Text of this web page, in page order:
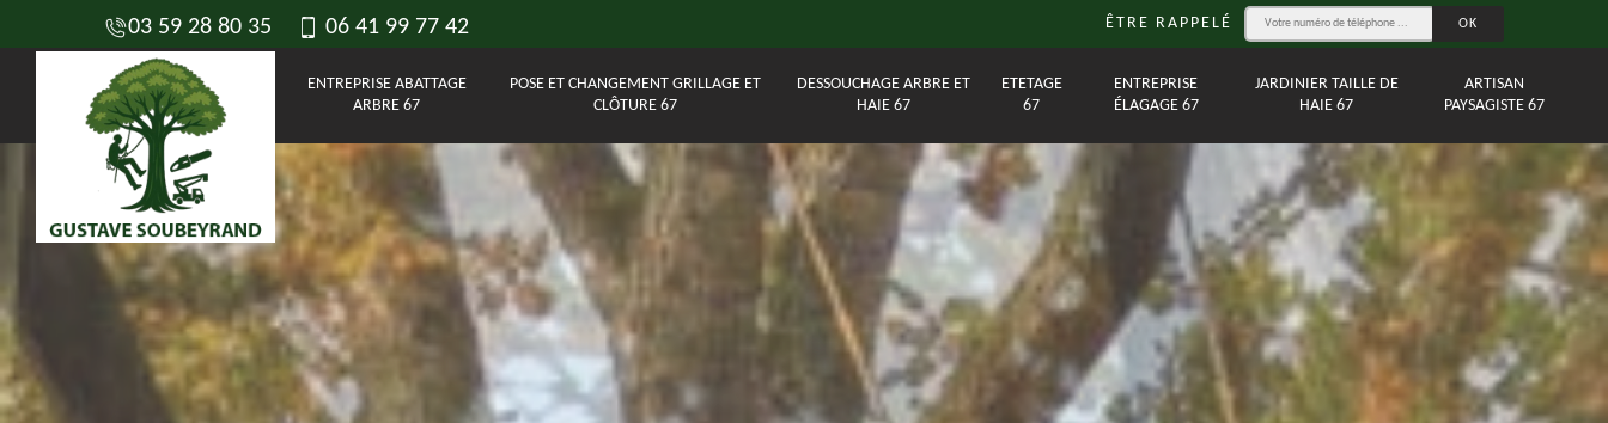
03 59 28 80 35 06 41 99 77 42 ÊTRE RAPPELÉ
ENTREPRISE ABATTAGE
ARBRE 67
POSE ET CHANGEMENT GRILLAGE ET
CLÔTURE 67
DESSOUCHAGE ARBRE ET
HAIE 67
ETETAGE
67
ENTREPRISE
ÉLAGAGE 67
JARDINIER TAILLE DE
HAIE 67
ARTISAN
PAYSAGISTE 67